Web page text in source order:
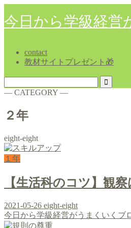
今日から学級経営
contact
教材サイトプレゼント🎁
― CATEGORY ―
２年
eight-eight
１年
【生活科のコツ】観
2021-05-26 eight-eight
今日から学級経営がうまくいくブ